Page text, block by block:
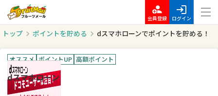
会員登録 ログイン
トップ ポイントを貯める dスマホローンでポイントを貯める！
オススメ ポイントUP 高額ポイント
dスマホローン